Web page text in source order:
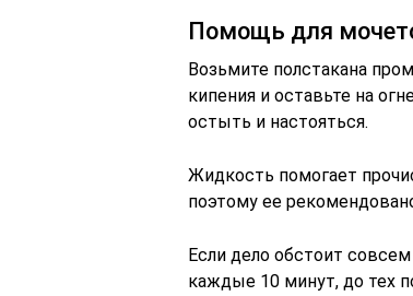
Помощь для
Возьмите полстакана
кипения и оставьте на
остыть и настояться.
Жидкость помогает
поэтому ее
Если дело обстоит
каждые 10 минут, до тех